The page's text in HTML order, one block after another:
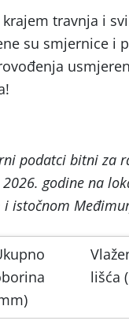
travnja i
su smjernice i
podatci bitni za
godine na
istočnom
lišća